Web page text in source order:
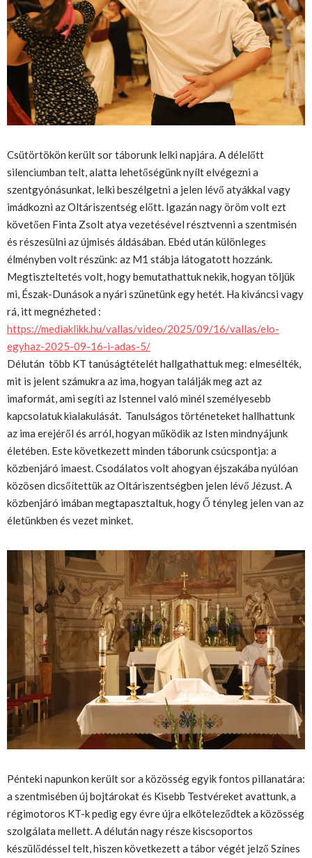
Csütörtökön került sor táborunk lelki napjára. A délelőtt
silenciumban telt, alatta lehetőségünk nyílt elvégezni a
szentgyónásunkat, lelki beszélgetni a jelen lévő atyákkal vagy
imádkozni az Oltáriszentség előtt. Igazán nagy öröm volt ezt
követően Finta Zsolt atya vezetésével résztvenni a szentmisén
és részesülni az újmisés áldásában. Ebéd után különleges
élményben volt részünk: az M1 stábja látogatott hozzánk.
Megtiszteltetés volt, hogy bemutathattuk nekik, hogyan töljük
mi, Észak-Dunások a nyári szünetünk egy hetét. Ha kiváncsi vagy
rá, itt megnézheted :
https://mediaklikk.hu/vallas/video/2025/09/16/vallas/elo-
egyhaz-2025-09-16-i-adas-5/
Délután több KT tanúságtételét hallgathattuk meg: elmesélték,
mit is jelent számukra az ima, hogyan találják meg azt az
imaformát, ami segíti az Istennel való minél személyesebb
kapcsolatuk kialakulását. Tanulságos történeteket hallhattunk
az ima erejéről és arról, hogyan működik az Isten mindnyájunk
életében. Este következett minden táborunk csúcspontja: a
közbenjáró imaest. Csodálatos volt ahogyan éjszakába nyúlóan
közösen dicsőítettük az Oltáriszentségben jelen lévő Jézust. A
közbenjáró imában megtapasztaltuk, hogy Ő tényleg jelen van az
életünkben és vezet minket.
Pénteki napunkon került sor a közösség egyik fontos pillanatára:
a szentmisében új bojtárokat és Kisebb Testvéreket avattunk, a
régimotoros KT-k pedig egy évre újra elköteleződtek a közösség
szolgálata mellett. A délután nagy része kiscsoportos
készülődéssel telt, hiszen következett a tábor végét jelző Színes